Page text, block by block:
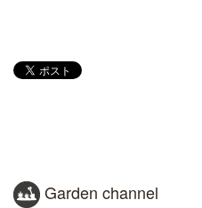
Garden channel